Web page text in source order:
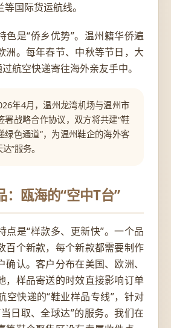
国际货运航线。
色是“侨乡优势”。温州籍华侨遍
洲。每年春节、中秋等节日，大
航空快递寄往海外亲友手中。
年4月，温州龙湾机场与温州市
署战略合作协议，双方将共建“鞋
绿色通道”，为温州鞋企的海外客
”服务。
：瓯海的“空中T台”
点是“样款多、更新快”。一个品
百个新款，每个新款都需要制作
认。客户分布在美国、欧洲、
，样品寄送的时效直接影响订单
空快递的“鞋业样品专线”，针对
日取、全球达”的服务。我们在